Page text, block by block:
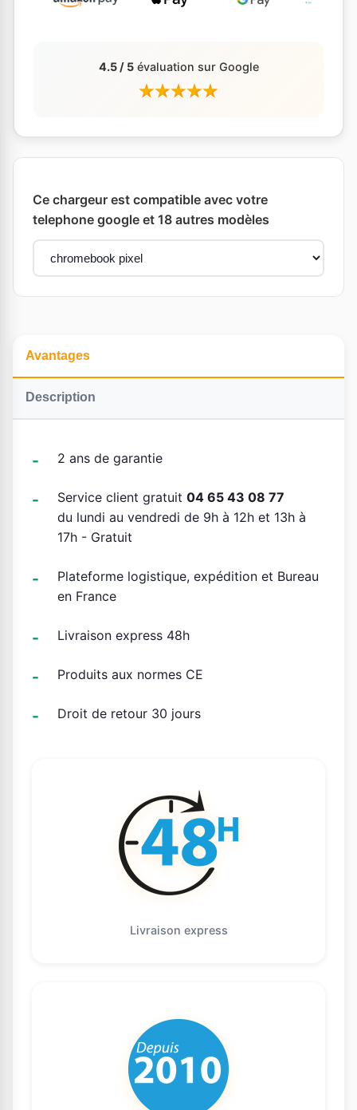
4.5 / 5évaluation sur Google
Ce chargeur est compatible avec votre
telephone google et 18 autres modèles
Avantages
Description
2 ans de garantie
Service client gratuit 04 65 43 08 77
du lundi au vendredi de 9h à 12h et 13h à
17h - Gratuit
Plateforme logistique, expédition et Bureau
en France
Livraison express 48h
Produits aux normes CE
Droit de retour 30 jours
Livraison express